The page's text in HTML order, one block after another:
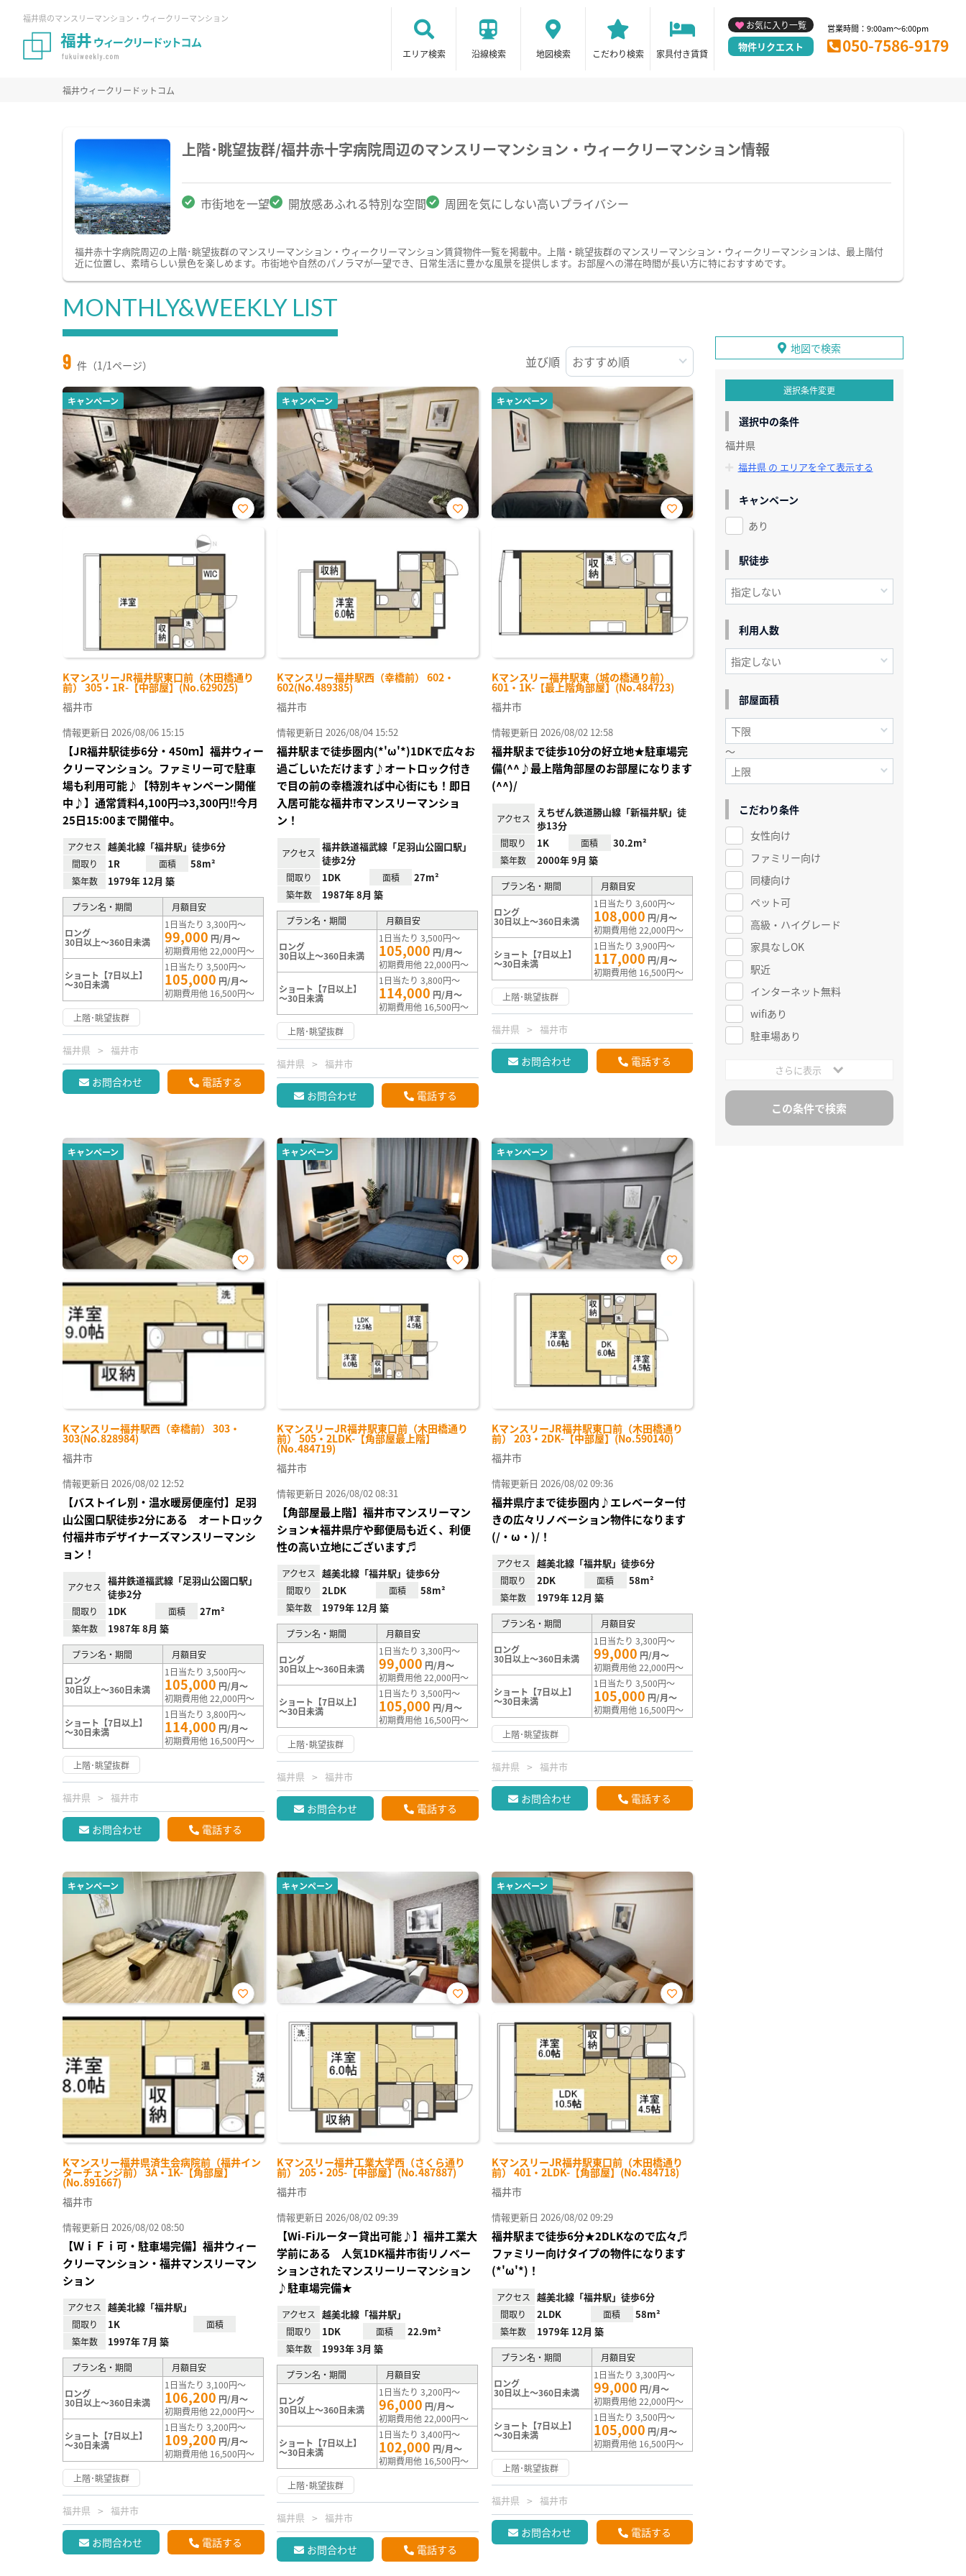
福井県のマンスリーマンション・ウィークリーマンション
エリア検索 沿線検索 地図検索 こだわり検索 家具付き賃貸
お気に入り一覧
物件リクエスト
営業時間：9:00am～6:00pm
050-7586-9179
福井ウィークリードットコム
上階･眺望抜群/福井赤十字病院周辺のマンスリーマンション・ウィークリーマンション情報
市街地を一望 開放感あふれる特別な空間 周囲を気にしない高いプライバシー
福井赤十字病院周辺の上階･眺望抜群のマンスリーマンション・ウィークリーマンション賃貸物件一覧を掲載中。上階・眺望抜群のマンスリーマンション・ウィークリーマンションは、最上階付
近に位置し、素晴らしい景色を楽しめます。市街地や自然のパノラマが一望でき、日常生活に豊かな風景を提供します。お部屋への滞在時間が長い方に特におすすめです。
MONTHLY&WEEKLY LIST
9 件（1/1ページ） 並び順
キャンペーン
KマンスリーJR福井駅東口前（木田橋通り
前） 305・1R-【中部屋】(No.629025)
お気
福井市
情報更新日 2026/08/06 15:15
【JR福井駅徒歩6分・450ｍ】福井ウィー
クリーマンション。ファミリー可で駐車
場も利用可能♪【特別キャンペーン開催
中♪】通常賃料4,100円⇒3,300円‼今月
25日15:00まで開催中。
アクセス 越美北線「福井駅」徒歩6分
間取り 1R 面積 58m²
築年数 1979年 12月 築
プラン名・期間 月額目安
ロング
30日以上～360日未満
1日当たり 3,300円～
99,000 円/月～
初期費用他 22,000円～
ショート【7日以上】
～30日未満
1日当たり 3,500円～
105,000 円/月～
初期費用他 16,500円～
上階･眺望抜群
福井県 福井市
お問合わせ 電話する
キャンペーン
Kマンスリー福井駅西（幸橋前） 602・
602(No.489385)
お気
録
福井市
情報更新日 2026/08/04 15:52
福井駅まで徒歩圏内(*'ω'*)1DKで広々お
過ごしいただけます♪オートロック付き
で目の前の幸橋渡れば中心街にも！即日
入居可能な福井市マンスリーマンショ
ン！
アクセス
福井鉄道福武線「足羽山公園口駅」
徒歩2分
間取り 1DK 面積 27m²
築年数 1987年 8月 築
プラン名・期間 月額目安
ロング
30日以上～360日未満
1日当たり 3,500円～
105,000 円/月～
初期費用他 22,000円～
ショート【7日以上】
～30日未満
1日当たり 3,800円～
114,000 円/月～
初期費用他 16,500円～
上階･眺望抜群
福井県 福井市
お問合わせ 電話する
キャンペーン
Kマンスリー福井駅東（城の橋通り前）
601・1K-【最上階角部屋】(No.484723)
お気
録
福井市
情報更新日 2026/08/02 12:58
福井駅まで徒歩10分の好立地★駐車場完
備(^^♪最上階角部屋のお部屋になります
(^^)/
アクセス
えちぜん鉄道勝山線「新福井駅」徒
歩13分
間取り 1K 面積 30.2m²
築年数 2000年 9月 築
プラン名・期間 月額目安
ロング
30日以上～360日未満
1日当たり 3,600円～
108,000 円/月～
初期費用他 22,000円～
ショート【7日以上】
～30日未満
1日当たり 3,900円～
117,000 円/月～
初期費用他 16,500円～
上階･眺望抜群
福井県 福井市
お問合わせ 電話する
キャンペーン
Kマンスリー福井駅西（幸橋前） 303・
303(No.828984)
お気
に入
り登
録
福井市
情報更新日 2026/08/02 12:52
【バストイレ別・温水暖房便座付】足羽
山公園口駅徒歩2分にある オートロック
付福井市デザイナーズマンスリーマンシ
ョン！
アクセス
福井鉄道福武線「足羽山公園口駅」
徒歩2分
間取り 1DK 面積 27m²
築年数 1987年 8月 築
プラン名・期間 月額目安
ロング
30日以上～360日未満
1日当たり 3,500円～
105,000 円/月～
初期費用他 22,000円～
ショート【7日以上】
～30日未満
1日当たり 3,800円～
114,000 円/月～
初期費用他 16,500円～
上階･眺望抜群
福井県 福井市
お問合わせ 電話する
キャンペーン
KマンスリーJR福井駅東口前（木田橋通り
前） 505・2LDK-【角部屋最上階】
(No.484719)
お気
福井市
情報更新日 2026/08/02 08:31
【角部屋最上階】福井市マンスリーマン
ション★福井県庁や郵便局も近く、利便
性の高い立地にございます♬
アクセス 越美北線「福井駅」徒歩6分
間取り 2LDK 面積 58m²
築年数 1979年 12月 築
プラン名・期間 月額目安
ロング
30日以上～360日未満
1日当たり 3,300円～
99,000 円/月～
初期費用他 22,000円～
ショート【7日以上】
～30日未満
1日当たり 3,500円～
105,000 円/月～
初期費用他 16,500円～
上階･眺望抜群
福井県 福井市
お問合わせ 電話する
キャンペーン
KマンスリーJR福井駅東口前（木田橋通り
前） 203・2DK-【中部屋】(No.590140)
お気
福井市
情報更新日 2026/08/02 09:36
福井県庁まで徒歩圏内♪エレベーター付
きの広々リノベーション物件になります
(/・ω・)/！
アクセス 越美北線「福井駅」徒歩6分
間取り 2DK 面積 58m²
築年数 1979年 12月 築
プラン名・期間 月額目安
ロング
30日以上～360日未満
1日当たり 3,300円～
99,000 円/月～
初期費用他 22,000円～
ショート【7日以上】
～30日未満
1日当たり 3,500円～
105,000 円/月～
初期費用他 16,500円～
上階･眺望抜群
福井県 福井市
お問合わせ 電話する
キャンペーン
Kマンスリー福井県済生会病院前（福井イン
ターチェンジ前） 3A・1K-【角部屋】
(No.891667)
お気
に入
り登
録
福井市
情報更新日 2026/08/02 08:50
【ＷｉＦｉ可・駐車場完備】福井ウィー
クリーマンション・福井マンスリーマン
ション
アクセス 越美北線「福井駅」
間取り 1K
面積
築年数
1997年 7月 築
プラン名・期間 月額目安
ロング
30日以上～360日未満
1日当たり 3,100円～
106,200 円/月～
初期費用他 22,000円～
ショート【7日以上】
～30日未満
1日当たり 3,200円～
109,200 円/月～
初期費用他 16,500円～
上階･眺望抜群
福井県 福井市
お問合わせ 電話する
キャンペーン
Kマンスリー福井工業大学西（さくら通り
前） 205・205-【中部屋】(No.487887)
お気
に入
り登
録
福井市
情報更新日 2026/08/02 09:39
【Wi-Fiルーター貸出可能♪】福井工業大
学前にある 人気1DK福井市街リノベー
ションされたマンスリーリーマンション
♪駐車場完備★
アクセス 越美北線「福井駅」
間取り 1DK 面積 22.9m²
築年数 1993年 3月 築
プラン名・期間 月額目安
ロング
30日以上～360日未満
1日当たり 3,200円～
96,000 円/月～
初期費用他 22,000円～
ショート【7日以上】
～30日未満
1日当たり 3,400円～
102,000 円/月～
初期費用他 16,500円～
上階･眺望抜群
福井県 福井市
お問合わせ 電話する
キャンペーン
KマンスリーJR福井駅東口前（木田橋通り
前） 401・2LDK-【角部屋】(No.484718)
お気
に入
録
福井市
情報更新日 2026/08/02 09:29
福井駅まで徒歩6分★2DLKなので広々♬
ファミリー向けタイプの物件になります
(*'ω'*)！
アクセス 越美北線「福井駅」徒歩6分
間取り 2LDK 面積 58m²
築年数 1979年 12月 築
プラン名・期間 月額目安
ロング
30日以上～360日未満
1日当たり 3,300円～
99,000 円/月～
初期費用他 22,000円～
ショート【7日以上】
～30日未満
1日当たり 3,500円～
105,000 円/月～
初期費用他 16,500円～
上階･眺望抜群
福井県 福井市
お問合わせ 電話する
地図で検索
選択条件変更
選択中の条件
福井県
福井県 の エリアを全て表示する
キャンペーン
あり
駅徒歩
利用人数
部屋面積
～
こだわり条件
女性向け
ファミリー向け
同棲向け
ペット可
高級・ハイグレード
家具なしOK
駅近
インターネット無料
wifiあり
駐車場あり
さらに表示